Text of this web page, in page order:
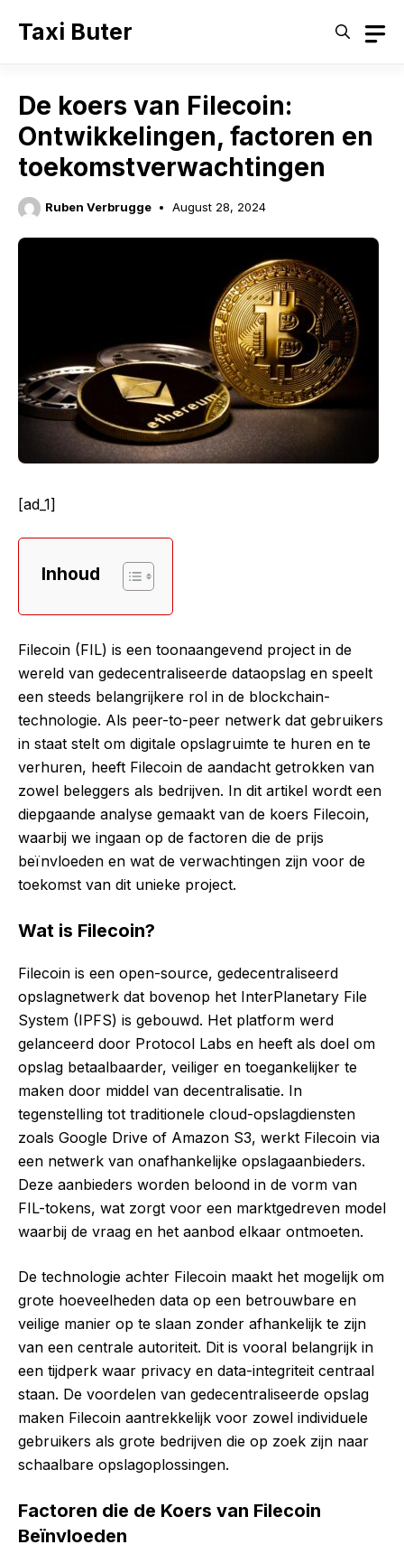
Taxi Buter
De koers van Filecoin:
Ontwikkelingen, factoren en
toekomstverwachtingen
Ruben Verbrugge August 28, 2024
[ad_1]
Inhoud
Filecoin (FIL) is een toonaangevend project in de
wereld van gedecentraliseerde dataopslag en speelt
een steeds belangrijkere rol in de blockchain-
technologie. Als peer-to-peer netwerk dat gebruikers
in staat stelt om digitale opslagruimte te huren en te
verhuren, heeft Filecoin de aandacht getrokken van
zowel beleggers als bedrijven. In dit artikel wordt een
diepgaande analyse gemaakt van de koers Filecoin,
waarbij we ingaan op de factoren die de prijs
beïnvloeden en wat de verwachtingen zijn voor de
toekomst van dit unieke project.
Wat is Filecoin?
Filecoin is een open-source, gedecentraliseerd
opslagnetwerk dat bovenop het InterPlanetary File
System (IPFS) is gebouwd. Het platform werd
gelanceerd door Protocol Labs en heeft als doel om
opslag betaalbaarder, veiliger en toegankelijker te
maken door middel van decentralisatie. In
tegenstelling tot traditionele cloud-opslagdiensten
zoals Google Drive of Amazon S3, werkt Filecoin via
een netwerk van onafhankelijke opslagaanbieders.
Deze aanbieders worden beloond in de vorm van
FIL-tokens, wat zorgt voor een marktgedreven model
waarbij de vraag en het aanbod elkaar ontmoeten.
De technologie achter Filecoin maakt het mogelijk om
grote hoeveelheden data op een betrouwbare en
veilige manier op te slaan zonder afhankelijk te zijn
van een centrale autoriteit. Dit is vooral belangrijk in
een tijdperk waar privacy en data-integriteit centraal
staan. De voordelen van gedecentraliseerde opslag
maken Filecoin aantrekkelijk voor zowel individuele
gebruikers als grote bedrijven die op zoek zijn naar
schaalbare opslagoplossingen.
Factoren die de Koers van Filecoin
Beïnvloeden